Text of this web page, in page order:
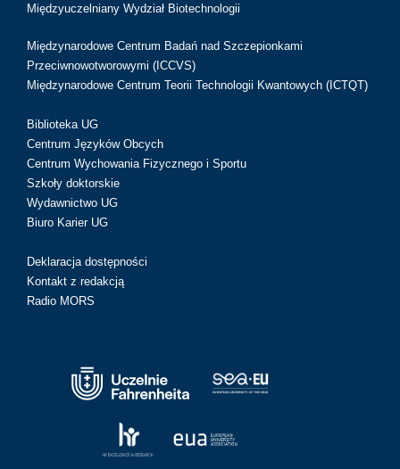
Międzyuczelniany Wydział Biotechnologii
Międzynarodowe Centrum Badań nad Szczepionkami
Przeciwnowotworowymi (ICCVS)
Międzynarodowe Centrum Teorii Technologii Kwantowych (ICTQT)
Biblioteka UG
Centrum Języków Obcych
Centrum Wychowania Fizycznego i Sportu
Szkoły doktorskie
Wydawnictwo UG
Biuro Karier UG
Deklaracja dostępności
Kontakt z redakcją
Radio MORS